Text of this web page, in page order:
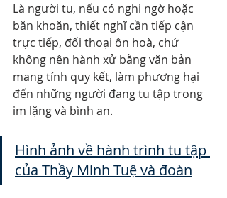
Là người tu, nếu có nghi ngờ hoặc
băn khoăn, thiết nghĩ cần tiếp cận
trực tiếp, đối thoại ôn hoà, chứ
không nên hành xử bằng văn bản
mang tính quy kết, làm phương hại
đến những người đang tu tập trong
im lặng và bình an.
Hình ảnh về hành trình tu tập
của Thầy Minh Tuệ và đoàn